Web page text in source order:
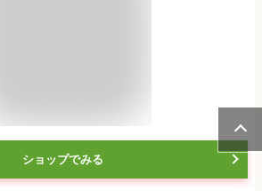
ショップでみる